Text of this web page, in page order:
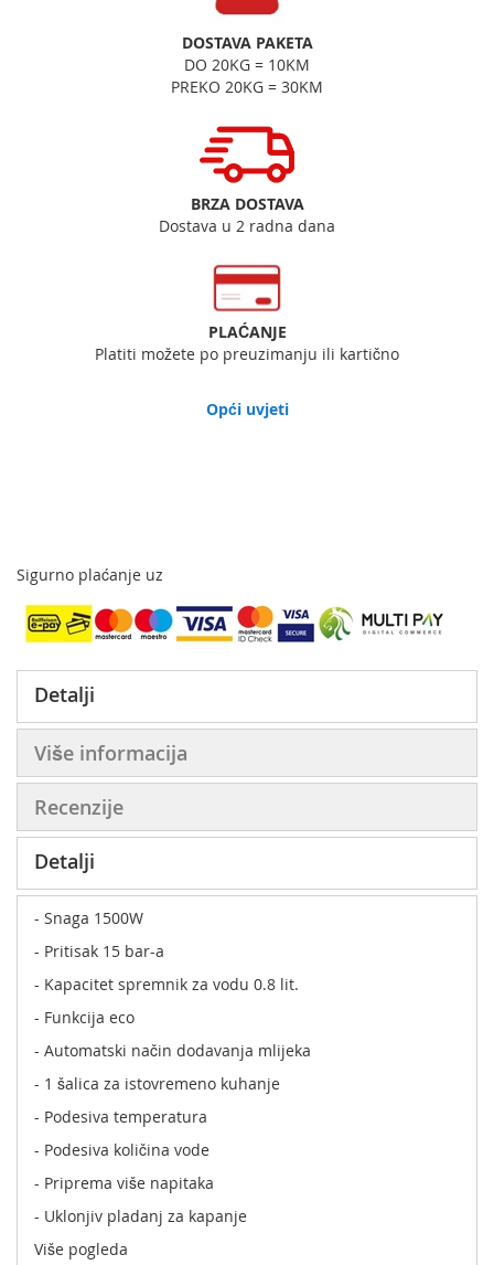
DOSTAVA PAKETA
DO 20KG = 10KM
PREKO 20KG = 30KM
BRZA DOSTAVA
Dostava u 2 radna dana
PLAĆANJE
Platiti možete po preuzimanju ili kartično
Opći uvjeti
Sigurno plaćanje uz
Detalji
Više informacija
Recenzije
Detalji
- Snaga 1500W
- Pritisak 15 bar-a
- Kapacitet spremnik za vodu 0.8 lit.
- Funkcija eco
- Automatski način dodavanja mlijeka
- 1 šalica za istovremeno kuhanje
- Podesiva temperatura
- Podesiva količina vode
- Priprema više napitaka
- Uklonjiv pladanj za kapanje
- 3 podesiva položaja posude za kapanje
Više pogleda